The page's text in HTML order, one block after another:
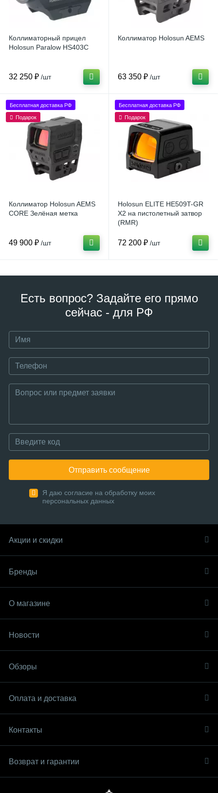
Коллиматорный прицел
Holosun Paralow HS403C
32 250 ₽ /шт
Коллиматор Holosun AEMS
63 350 ₽ /шт
Бесплатная доставка РФ
Подарок
Коллиматор Holosun AEMS
CORE Зелёная метка
49 900 ₽ /шт
Бесплатная доставка РФ
Подарок
Holosun ELITE HE509T-GR
X2 на пистолетный затвор
(RMR)
72 200 ₽ /шт
Есть вопрос? Задайте его прямо
сейчас - для РФ
Отправить сообщение
Я даю согласие на обработку моих
персональных данных
Акции и скидки
Бренды
О магазине
Новости
Обзоры
Оплата и доставка
Контакты
Возврат и гарантии